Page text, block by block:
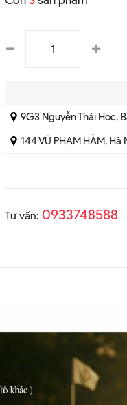
9G3 Nguyễn Thái Học,
144 VŨ PHẠM HÀM, Hà
Tư vấn: 0933748588